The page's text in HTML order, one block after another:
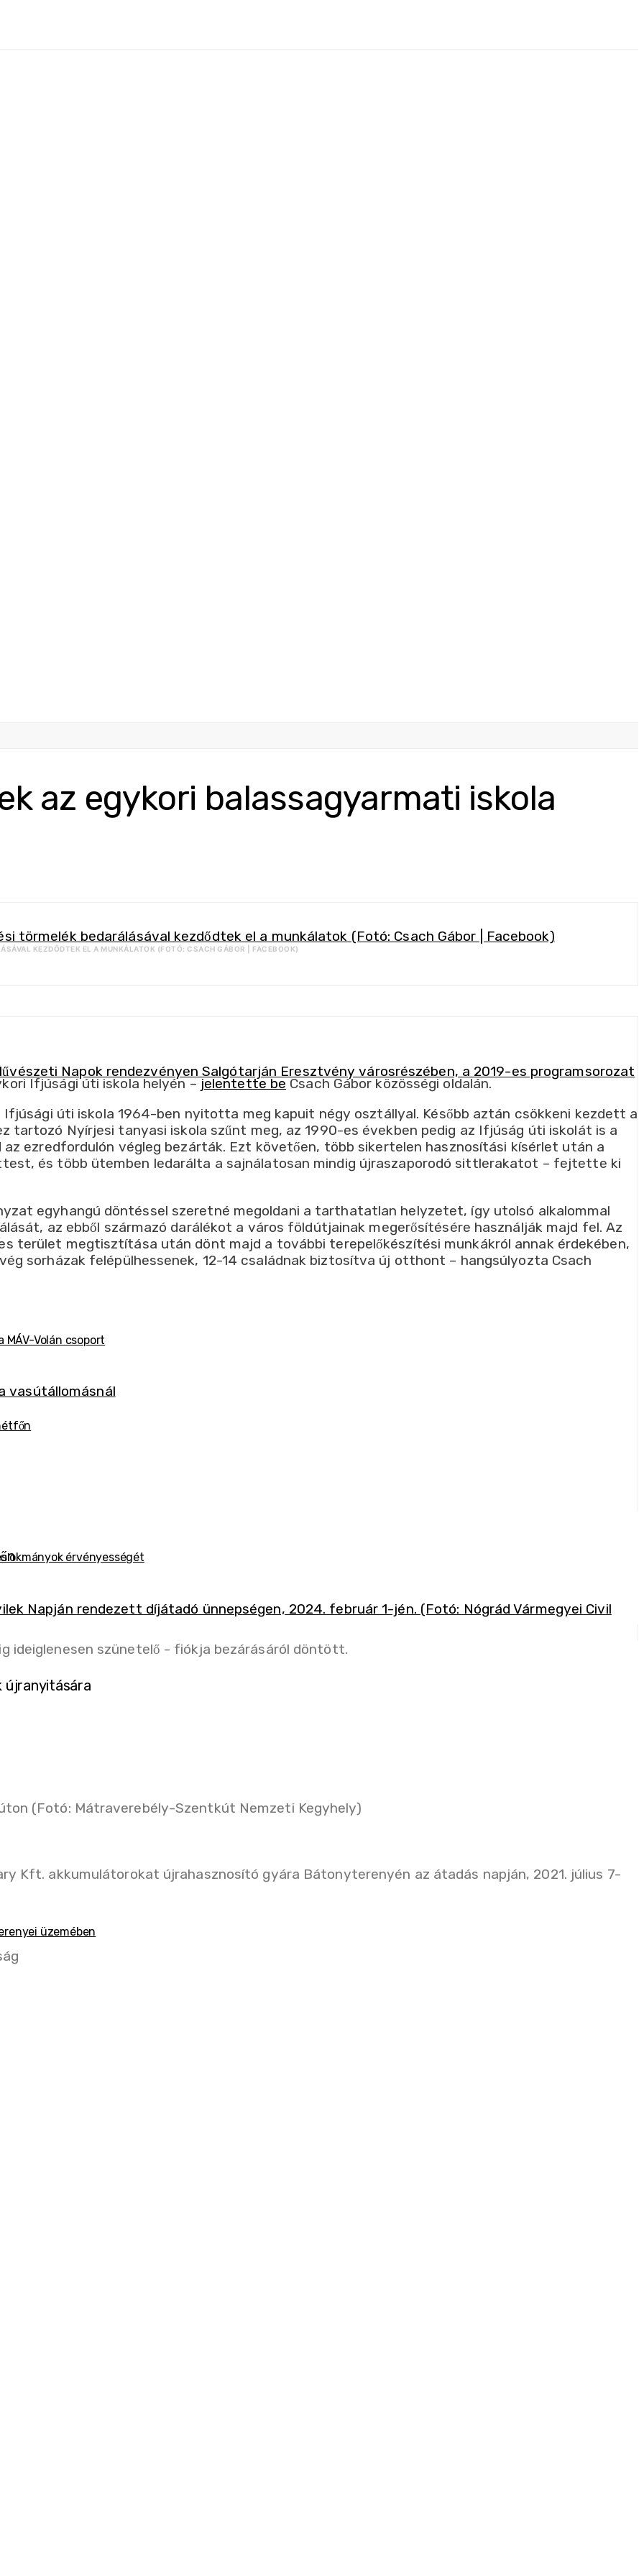
Volán csoport
okmányok érvényességét
az egykori balassagyarmati iskola
KEZDŐDTEK EL A MUNKÁLATOK (FOTÓ: CSACH GÁBOR | FACEBOOK)
Ifjúsági úti iskola helyén – jelentette be Csach Gábor közösségi oldalán.
úti iskola 1964-ben nyitotta meg kapuit négy osztállyal. Később aztán csökkeni kezdett a
tartozó Nyírjesi tanyasi iskola szűnt meg, az 1990-es években pedig az Ifjúság úti iskolát is a
ezredfordulón végleg bezárták. Ezt követően, több sikertelen hasznosítási kísérlet után a
és több ütemben ledarálta a sajnálatosan mindig újraszaporodó sittlerakatot – fejtette ki
egyhangú döntéssel szeretné megoldani a tarthatatlan helyzetet, így utolsó alkalommal
az ebből származó darálékot a város földútjainak megerősítésére használják majd fel. Az
terület megtisztítása után dönt majd a további terepelőkészítési munkákról annak érdekében,
sorházak felépülhessenek, 12-14 családnak biztosítva új otthont – hangsúlyozta Csach
újranyitására
üzemében